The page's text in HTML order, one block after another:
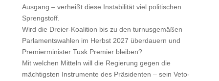
Ausgang – verheißt diese Instabilität viel politischen
Sprengstoff.
Wird die Dreier-Koalition bis zu den turnusgemäßen
Parlamentswahlen im Herbst 2027 überdauern und
Premierminister Tusk Premier bleiben?
Mit welchen Mitteln will die Regierung gegen die
mächtigsten Instrumente des Präsidenten – sein Veto-